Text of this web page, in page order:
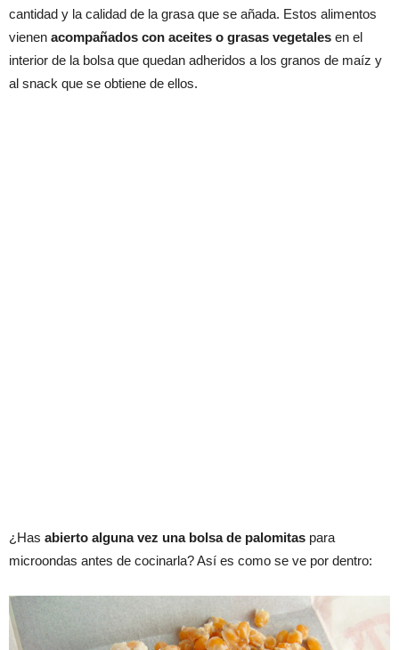
cantidad y la calidad de la grasa que se añada. Estos alimentos
vienen acompañados con aceites o grasas vegetales en el
interior de la bolsa que quedan adheridos a los granos de maíz y
al snack que se obtiene de ellos.
¿Has abierto alguna vez una bolsa de palomitas para
microondas antes de cocinarla? Así es como se ve por dentro: